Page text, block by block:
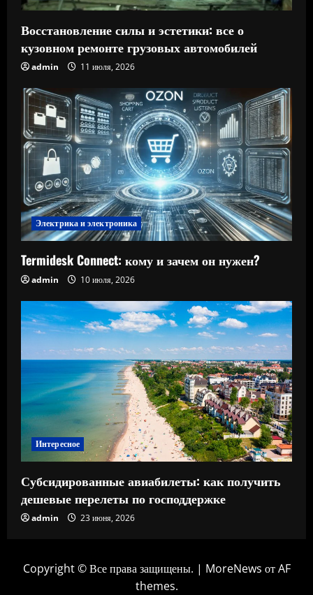
Восстановление силы и эстетики: все о
кузовном ремонте грузовых автомобилей
admin 11 июля, 2026
Электрика и электроника
Termidesk Connect: кому и зачем он нужен?
admin 10 июля, 2026
Интересное
Субсидированные авиабилеты: как получить
дешевые перелеты по господдержке
admin 23 июня, 2026
Copyright © Все права защищены. | MoreNews от AF
themes.